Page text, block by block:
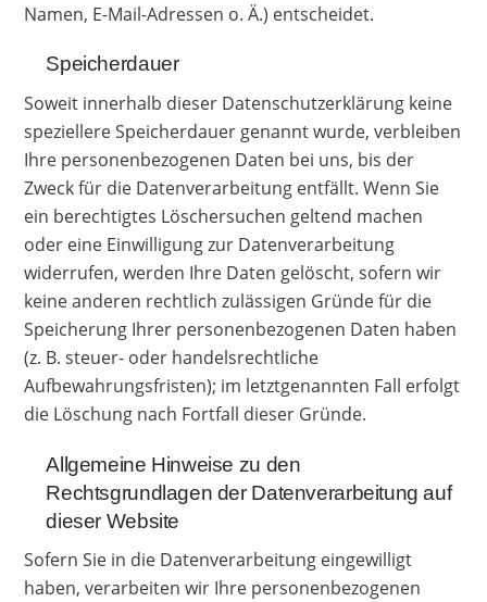
Namen, E-Mail-Adressen o. Ä.) entscheidet.
Speicherdauer
Soweit innerhalb dieser Datenschutzerklärung keine
speziellere Speicherdauer genannt wurde, verbleiben
Ihre personenbezogenen Daten bei uns, bis der
Zweck für die Datenverarbeitung entfällt. Wenn Sie
ein berechtigtes Löschersuchen geltend machen
oder eine Einwilligung zur Datenverarbeitung
widerrufen, werden Ihre Daten gelöscht, sofern wir
keine anderen rechtlich zulässigen Gründe für die
Speicherung Ihrer personenbezogenen Daten haben
(z. B. steuer- oder handelsrechtliche
Aufbewahrungsfristen); im letztgenannten Fall erfolgt
die Löschung nach Fortfall dieser Gründe.
Allgemeine Hinweise zu den
Rechtsgrundlagen der Datenverarbeitung auf
dieser Website
Sofern Sie in die Datenverarbeitung eingewilligt
haben, verarbeiten wir Ihre personenbezogenen